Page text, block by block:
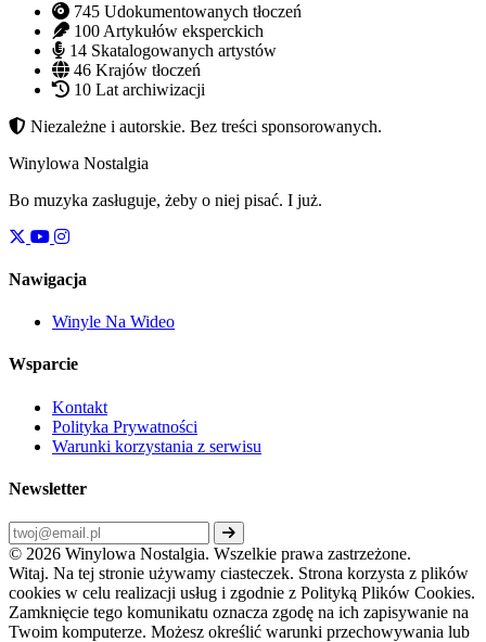
745 Udokumentowanych tłoczeń
100 Artykułów eksperckich
14 Skatalogowanych artystów
46 Krajów tłoczeń
10 Lat archiwizacji
Niezależne i autorskie. Bez treści sponsorowanych.
Winylowa Nostalgia
Bo muzyka zasługuje, żeby o niej pisać. I już.
Nawigacja
Winyle Na Wideo
Wsparcie
Kontakt
Polityka Prywatności
Warunki korzystania z serwisu
Newsletter
© 2026 Winylowa Nostalgia. Wszelkie prawa zastrzeżone.
Witaj. Na tej stronie używamy ciasteczek. Strona korzysta z plików
cookies w celu realizacji usług i zgodnie z Polityką Plików Cookies.
Zamknięcie tego komunikatu oznacza zgodę na ich zapisywanie na
Twoim komputerze. Możesz określić warunki przechowywania lub